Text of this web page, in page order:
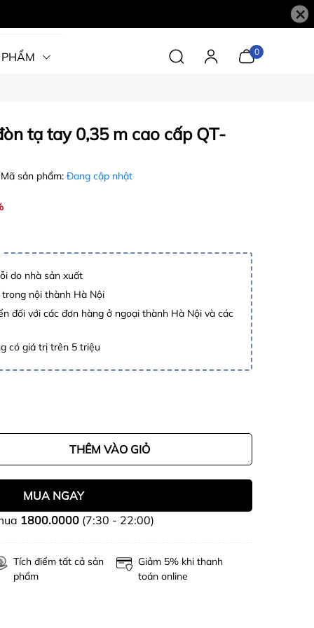
×
0
tạ tay 0,35 m cao cấp QT-
Mã sản phẩm: Đang cập nhật
do nhà sản xuất
nội thành Hà Nội
đối với các đơn hàng ở ngoại thành Hà Nội và các
có giá trị trên 5 triệu
THÊM VÀO GIỎ
MUA NGAY
1800.0000(7:30 - 22:00)
Tích điểm tất cả sản
phẩm
Giảm 5% khi thanh
toán online